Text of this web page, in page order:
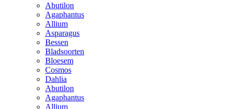
Abutilon
Agaphantus
Allium
Asparagus
Bessen
Bladsoorten
Bloesem
Cosmos
Dahlia
Abutilon
Agaphantus
Allium